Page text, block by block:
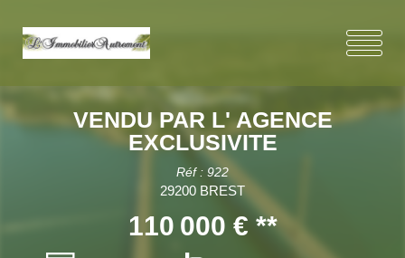
VENDU PAR L' AGENCE
EXCLUSIVITE
Réf : 922
29200 BREST
110 000 € **